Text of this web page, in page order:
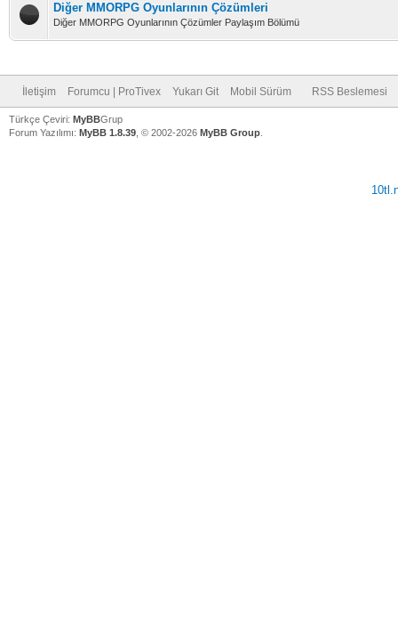
Diğer MMORPG Oyunlarının Çözümleri
Diğer MMORPG Oyunlarının Çözümler Paylaşım Bölümü
İletişim Forumcu | ProTivex Yukarı Git Mobil Sürüm RSS Beslemesi
Türkçe Çeviri: MyBBGrup
Forum Yazılımı: MyBB 1.8.39 , © 2002-2026 MyBB Group